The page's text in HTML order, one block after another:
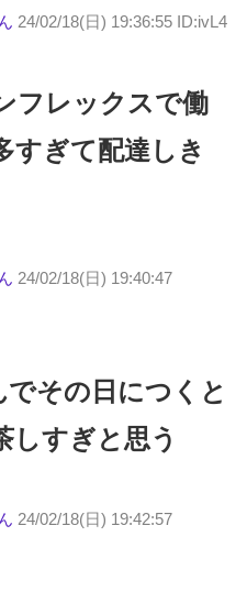
24/02/18(日) 19:36:55 ID:ivL4
フレックスで働
すぎて配達しき
24/02/18(日) 19:40:47
その日につくと
しすぎと思う
24/02/18(日) 19:42:57